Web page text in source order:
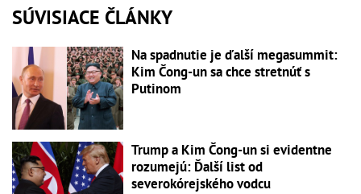
SÚVISIACE ČLÁNKY
Na spadnutie je ďalší megasummit:
Kim Čong-un sa chce stretnúť s
Putinom
Trump a Kim Čong-un si evidentne
rozumejú: Ďalší list od
severokórejského vodcu